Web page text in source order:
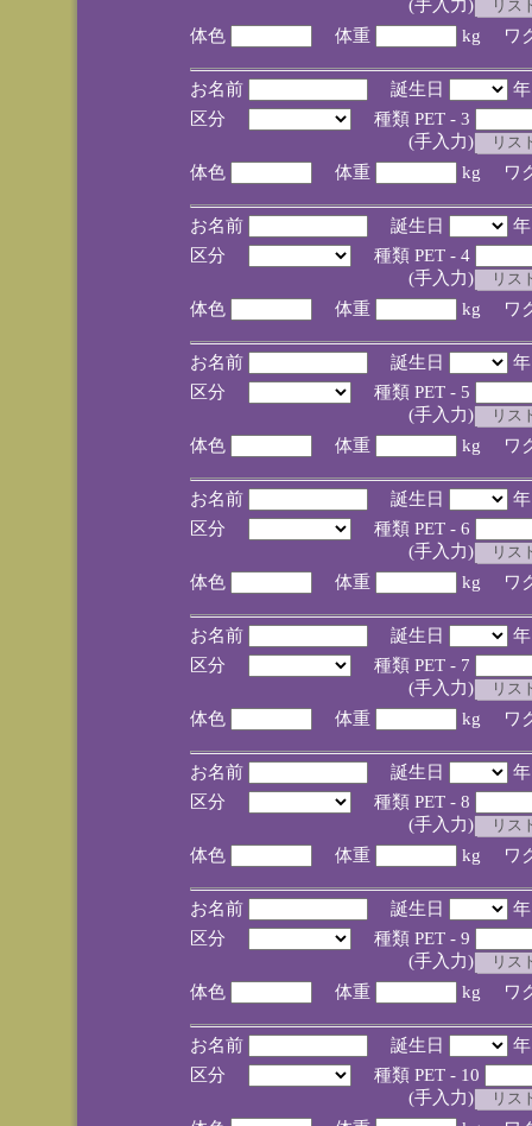
(手入力)
体色
体重 kg ワ
お名前 誕生日
区分
種類 PET - 3
(手入力)
体色
体重 kg ワ
お名前 誕生日
区分
種類 PET - 4
(手入力)
体色
体重 kg ワ
お名前 誕生日
区分
種類 PET - 5
(手入力)
体色
体重 kg ワ
お名前 誕生日
区分
種類 PET - 6
(手入力)
体色
体重 kg ワ
お名前 誕生日
区分
種類 PET - 7
(手入力)
体色
体重 kg ワ
お名前 誕生日
区分
種類 PET - 8
(手入力)
体色
体重 kg ワ
お名前 誕生日
区分
種類 PET - 9
(手入力)
体色
体重 kg ワ
お名前 誕生日
区分
種類 PET - 10
(手入力)